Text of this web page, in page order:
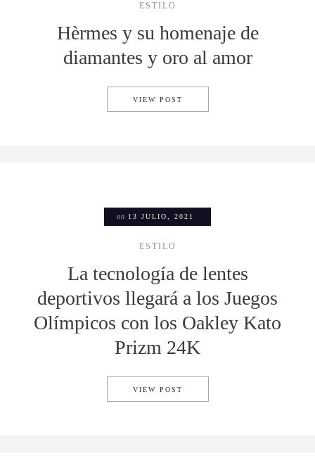
ESTILO
Hèrmes y su homenaje de
diamantes y oro al amor
VIEW POST
on 13 JULIO, 2021
ESTILO
La tecnología de lentes
deportivos llegará a los Juegos
Olímpicos con los Oakley Kato
Prizm 24K
VIEW POST